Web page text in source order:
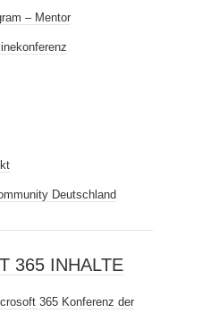
– Mentor
Deutschland
365 INHALTE
365 Konferenz der